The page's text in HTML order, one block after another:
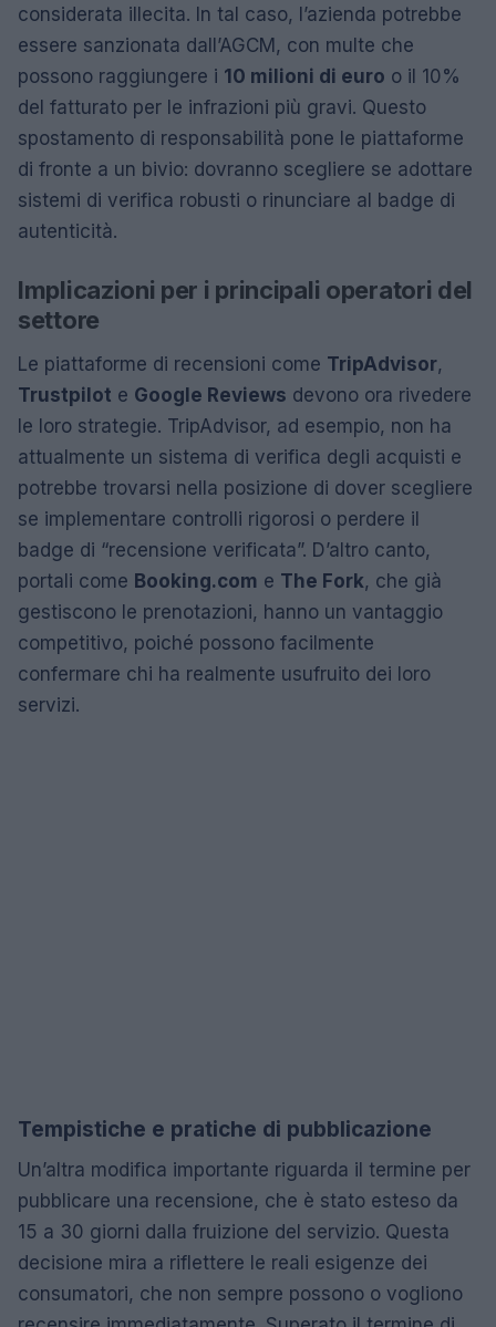
considerata illecita. In tal caso, l’azienda potrebbe
essere sanzionata dall’AGCM, con multe che
possono raggiungere i 10 milioni di euro o il 10%
del fatturato per le infrazioni più gravi. Questo
spostamento di responsabilità pone le piattaforme
di fronte a un bivio: dovranno scegliere se adottare
sistemi di verifica robusti o rinunciare al badge di
autenticità.
Implicazioni per i principali operatori del
settore
Le piattaforme di recensioni come TripAdvisor,
Trustpilot e Google Reviews devono ora rivedere
le loro strategie. TripAdvisor, ad esempio, non ha
attualmente un sistema di verifica degli acquisti e
potrebbe trovarsi nella posizione di dover scegliere
se implementare controlli rigorosi o perdere il
badge di “recensione verificata”. D’altro canto,
portali come Booking.com e The Fork, che già
gestiscono le prenotazioni, hanno un vantaggio
competitivo, poiché possono facilmente
confermare chi ha realmente usufruito dei loro
servizi.
Tempistiche e pratiche di pubblicazione
Un’altra modifica importante riguarda il termine per
pubblicare una recensione, che è stato esteso da
15 a 30 giorni dalla fruizione del servizio. Questa
decisione mira a riflettere le reali esigenze dei
consumatori, che non sempre possono o vogliono